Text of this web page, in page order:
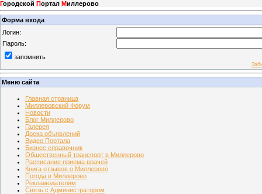
Городской Портал Миллерово
Форма входа
Логин:
Пароль:
запомнить
Меню сайта
Главная страница
Миллеровский Форум
Новости
Блог Миллерово
Галерея
Доска объявлений
Видео Портала
Бизнес справочник
Общественный транспорт в Миллерово
Расписание приема врачей
Книга отзывов о Миллерово
Погода в Миллерово
Рекламодателям
Связь с Администратором